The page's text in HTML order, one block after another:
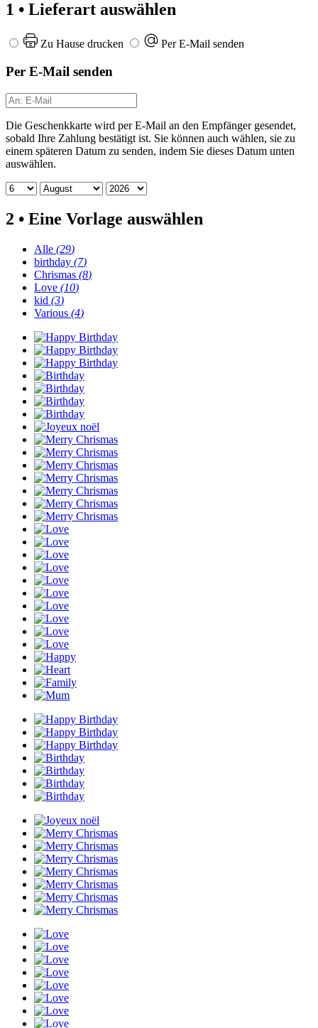
1 • Lieferart auswählen
Zu Hause drucken Per E-Mail senden
Per E-Mail senden
Die Geschenkkarte wird per E-Mail an den Empfänger gesendet,
sobald Ihre Zahlung bestätigt ist. Sie können auch wählen, sie zu
einem späteren Datum zu senden, indem Sie dieses Datum unten
auswählen.
2 • Eine Vorlage auswählen
Alle (29)
birthday (7)
Chrismas (8)
Love (10)
kid (3)
Various (4)